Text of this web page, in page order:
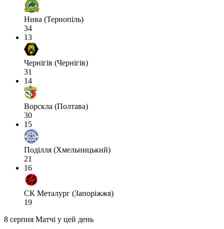
Нива (Тернопіль)
34
13
Чернігів (Чернігів)
31
14
Ворскла (Полтава)
30
15
Поділля (Хмельницький)
21
16
СК Металург (Запоріжжя)
19
8 серпня Матчі у цей день